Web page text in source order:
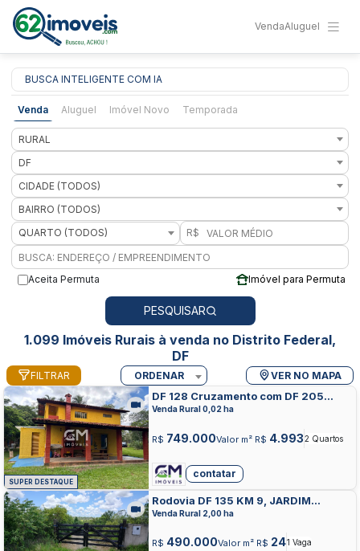
VendaAluguel
BUSCA INTELIGENTE COM IA
Venda Aluguel Imóvel Novo Temporada
RURAL
DF
CIDADE (TODOS)
BAIRRO (TODOS)
QUARTO (TODOS)
R$
Aceita Permuta Imóvel para Permuta
PESQUISAR
1.099 Imóveis Rurais à venda no Distrito Federal,
DF
FILTRAR ORDENAR VER NO MAPA
SUPER DESTAQUE
DF 128 Cruzamento com DF 205
Posto da CPRV, ZONA RURAL,
Venda Rural 0,02 ha
R$ 749.000Valor m² R$ 4.9932 Quartos
contatar
Rodovia DF 135 KM 9, JARDIM
BOTANICO, BRASILIA
Venda Rural 2,00 ha
R$ 490.000Valor m² R$ 241 Vaga